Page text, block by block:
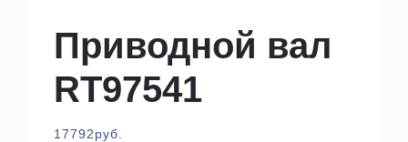
Приводной вал
RT97541
17792руб.